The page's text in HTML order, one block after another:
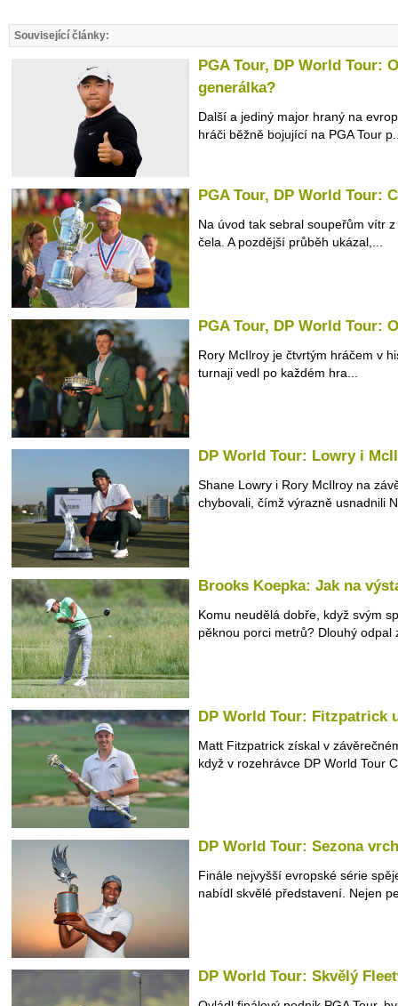
Související články:
PGA Tour, DP World Tour:
generálka?
Další a jediný major hraný na
hráči běžně bojující na PGA Tour
PGA Tour, DP World Tour:
Na úvod tak sebral soupeřům vítr
čela. A pozdější průběh ukázal,...
PGA Tour, DP World Tour:
Rory McIlroy je čtvrtým hráčem v
turnaji vedl po každém hra...
DP World Tour: Lowry i
Shane Lowry i Rory McIlroy na
chybovali, čímž výrazně usnadnili
Brooks Koepka: Jak na
Komu neudělá dobře, když svým
pěknou porci metrů? Dlouhý odpal
DP World Tour: Fitzpatrick
Matt Fitzpatrick získal v
když v rozehrávce DP World Tour
DP World Tour: Sezona
Finále nejvyšší evropské série
nabídl skvělé představení. Nejen
DP World Tour: Skvělý